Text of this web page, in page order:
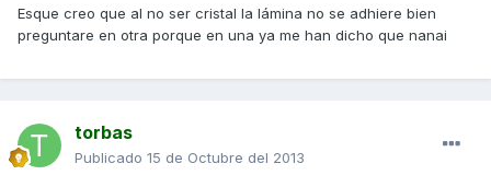
Esque creo que al no ser cristal la lámina no se adhiere bien
preguntare en otra porque en una ya me han dicho que nanai
torbas
Publicado 15 de Octubre del 2013